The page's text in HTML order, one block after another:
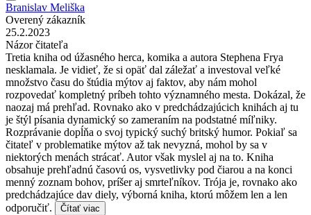
Branislav Meliška
Overený zákazník
25.2.2023
Názor čitateľa
Tretia kniha od úžasného herca, komika a autora Stephena Frya
nesklamala. Je vidieť, že si opäť dal záležať a investoval veľké
množstvo času do štúdia mýtov aj faktov, aby nám mohol
rozpovedať kompletný príbeh tohto významného mesta. Dokázal, že
naozaj má prehľad. Rovnako ako v predchádzajúcich knihách aj tu
je štýl písania dynamický so zameraním na podstatné míľniky.
Rozprávanie dopĺňa o svoj typický suchý britský humor. Pokiaľ sa
čitateľ v problematike mýtov až tak nevyzná, mohol by sa v
niektorých menách strácať. Autor však myslel aj na to. Kniha
obsahuje prehľadnú časovú os, vysvetlivky pod čiarou a na konci
menný zoznam bohov, príšer aj smrteľníkov. Trója je, rovnako ako
predchádzajúce dav diely, výborná kniha, ktorú môžem len a len
odporučiť.
Čítať viac